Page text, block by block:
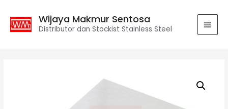
Wijaya Makmur Sentosa
Distributor dan Stockist Stainless Steel